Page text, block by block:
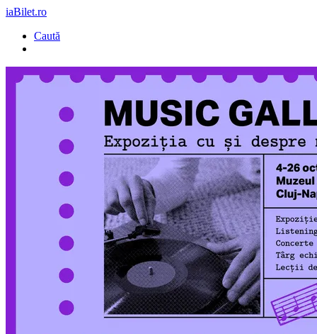
iaBilet.ro
Caută